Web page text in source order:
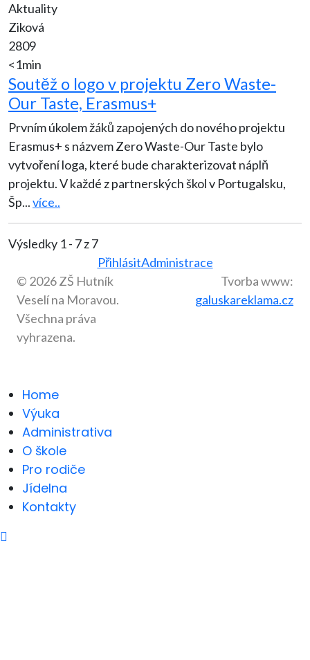
Aktuality
Ziková
2809
<1min
Soutěž o logo v projektu Zero Waste-
Our Taste, Erasmus+
Prvním úkolem žáků zapojených do nového projektu
Erasmus+ s názvem Zero Waste-Our Taste bylo
vytvoření loga, které bude charakterizovat náplň
projektu. V každé z partnerských škol v Portugalsku,
Šp...více..
Výsledky 1 - 7 z 7
PřihlásitAdministrace
© 2026 ZŠ Hutník
Veselí na Moravou.
Všechna práva
vyhrazena.
Tvorba www:
galuskareklama.cz
Home
Výuka
Administrativa
O škole
Pro rodiče
Jídelna
Kontakty